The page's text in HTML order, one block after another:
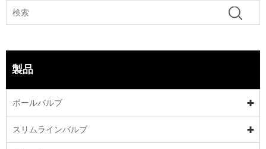
製品
ボールバルブ
スリムラインバルブ